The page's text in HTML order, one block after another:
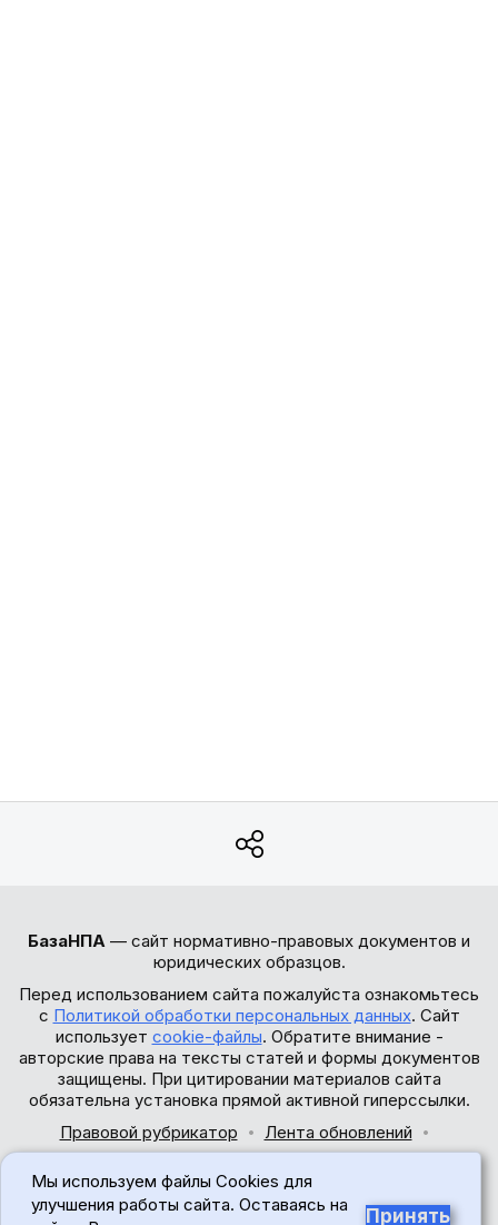
БазаНПА — сайт нормативно-правовых документов и
юридических образцов.
Перед использованием сайта пожалуйста ознакомьтесь
с Политикой обработки персональных данных. Сайт
использует cookie-файлы. Обратите внимание -
авторские права на тексты статей и формы документов
защищены. При цитировании материалов сайта
обязательна установка прямой активной гиперссылки.
Правовой рубрикатор
Лента обновлений
© 2017-2026
Мы используем файлы Cookies для
улучшения работы сайта. Оставаясь на
Принять